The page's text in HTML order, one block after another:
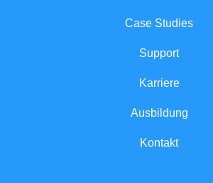
Case Studies
Support
Karriere
Ausbildung
Kontakt